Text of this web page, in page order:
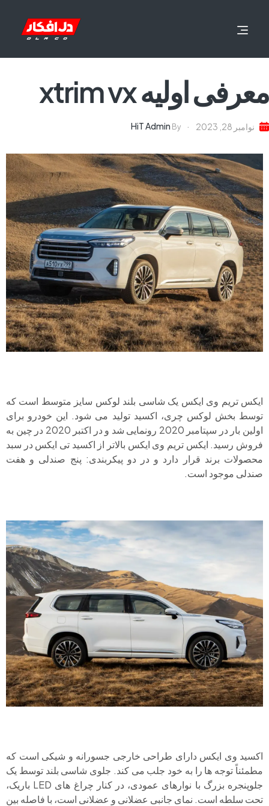
معرفی اولیه xtrim vx
نوامبر 28, 2023 By
HiT Admin
ایکس تریم وی ایکس یک شاسی بلند لوکس سایز متوسط ​​است که
توسط بخش لوکس چری، اکسید تولید می شود. این خودرو برای
اولین بار در سپتامبر 2020 رونمایی شد و در اکتبر 2020 در چین به
فروش رسید. ایکس تریم وی ایکس بالاتر از اکسید تی ایکس در سبد
محصولات برند قرار دارد و در دو پیکربندی: پنج صندلی و هفت
صندلی موجود است.
اکسید وی ایکس دارای طراحی خارجی جسورانه و شیکی است که
مطمئناً توجه ها را به خود جلب می کند. جلوی شاسی بلند توسط یک
جلوپنجره بزرگ با نوارهای عمودی، در کنار چراغ های LED باریک،
تحت سلطه است. نمای جانبی عضلانی و عضلانی است، با فاصله بین